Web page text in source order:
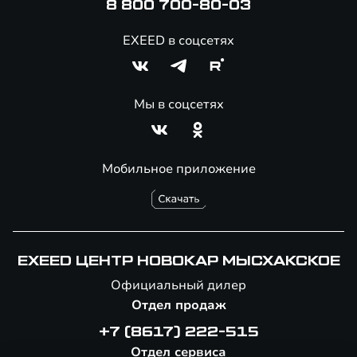
Мобильное приложение
8 800 700-80-03
EXEED в соцсетях
Мы в соцсетях
EXEED ЦЕНТР НОВОКАР МЫСХАКСКОЕ
Официальный дилер
Отдел продаж
+7 (8617) 222-515
Отдел сервиса